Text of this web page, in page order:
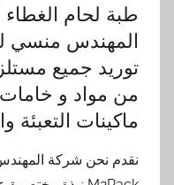
طبة لحام
المهندس منسي
توريد جميع
من مواد و خامات
ماكينات التعبئة
نقدم نحن شركة